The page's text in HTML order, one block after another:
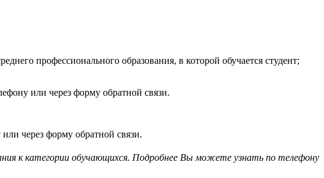
профессионального образования, в которой обучается студент;
или через форму обратной связи.
через форму обратной связи.
к категории обучающихся. Подробнее Вы можете узнать по телефону